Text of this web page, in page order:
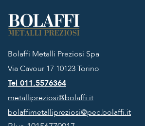
Bolaffi Metalli Preziosi Spa
Via Cavour 17 10123 Torino
Tel 011.5576364
metallipreziosi@bolaffi.it
bolaffimetallipreziosi@pec.bolaffi.it